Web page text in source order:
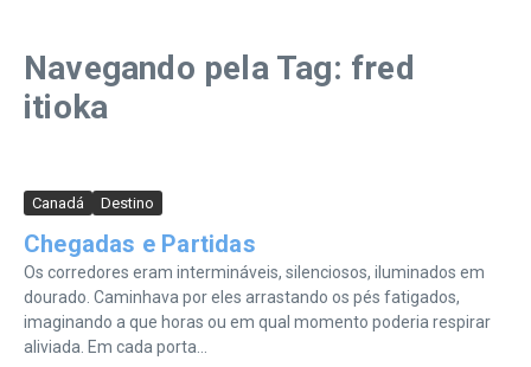
Navegando pela Tag: fred
itioka
Canadá Destino
Chegadas e Partidas
Os corredores eram intermináveis, silenciosos, iluminados em
dourado. Caminhava por eles arrastando os pés fatigados,
imaginando a que horas ou em qual momento poderia respirar
aliviada. Em cada porta...